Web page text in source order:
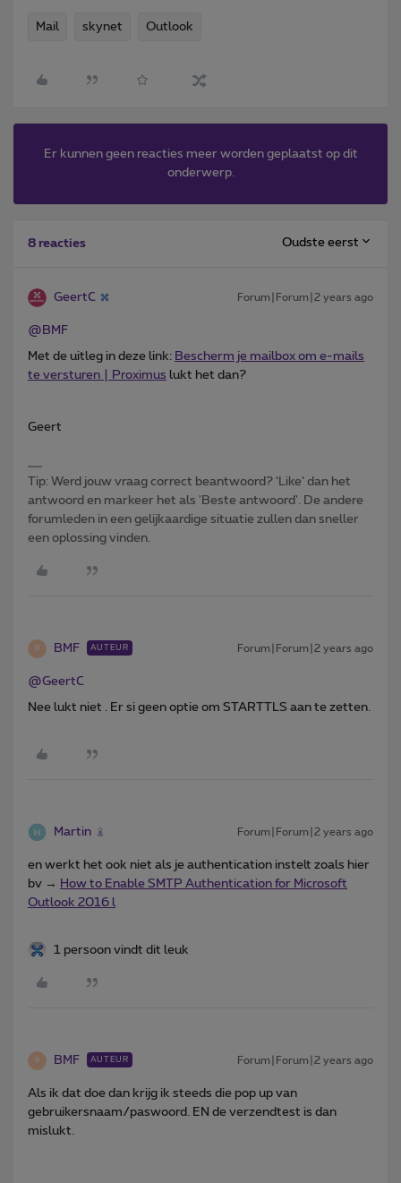
Mail skynet Outlook
Er kunnen geen reacties meer worden geplaatst op dit
onderwerp.
8 reacties Oudste eerst
GeertC Forum|Forum|2 years ago
@BMF
Met de uitleg in deze link: Bescherm je mailbox om e-mails
te versturen | Proximus lukt het dan?
Geert
Tip: Werd jouw vraag correct beantwoord? ‘Like’ dan het
antwoord en markeer het als 'Beste antwoord'. De andere
forumleden in een gelijkaardige situatie zullen dan sneller
een oplossing vinden.
B BMF AUTEUR Forum|Forum|2 years ago
@GeertC
Nee lukt niet . Er si geen optie om STARTTLS aan te zetten.
Martin Forum|Forum|2 years ago
en werkt het ook niet als je authentication instelt zoals hier
bv → How to Enable SMTP Authentication for Microsoft
Outlook 2016 l
1 persoon vindt dit leuk
B BMF AUTEUR Forum|Forum|2 years ago
Als ik dat doe dan krijg ik steeds die pop up van
gebruikersnaam/paswoord. EN de verzendtest is dan
mislukt.